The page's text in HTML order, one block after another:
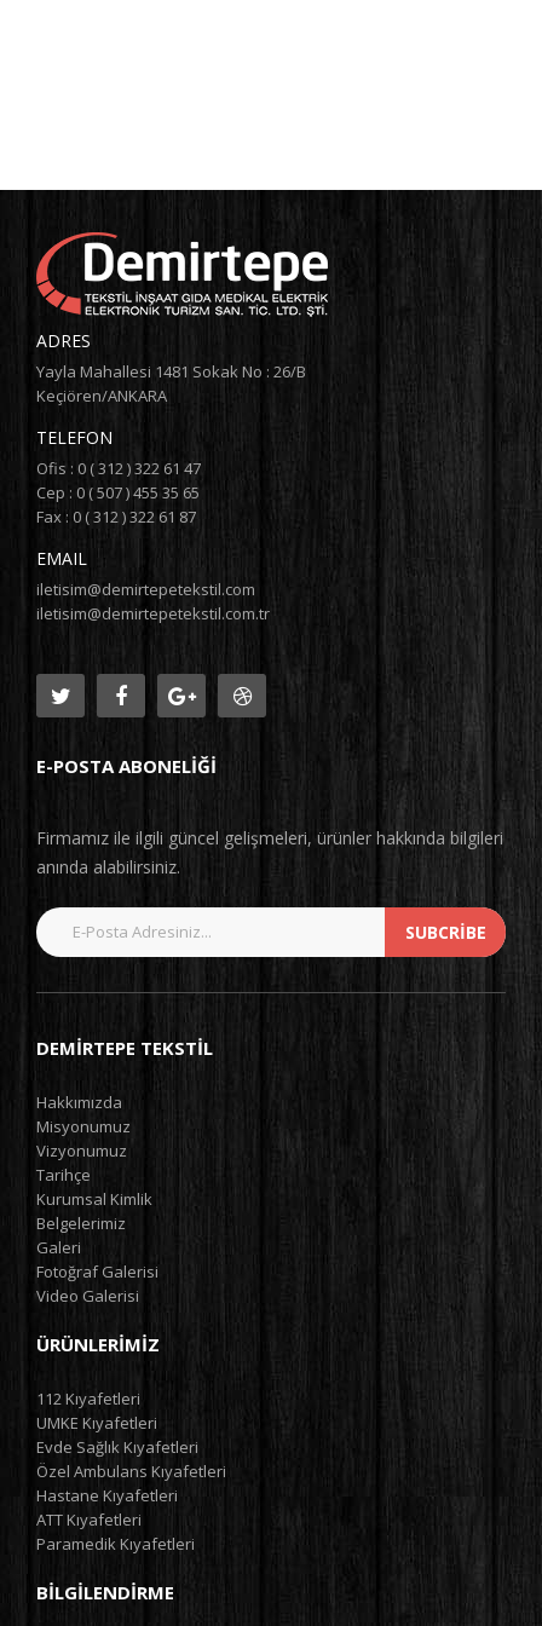
ADRES
Yayla Mahallesi 1481 Sokak No : 26/B
Keçiören/ANKARA
TELEFON
Ofis : 0 ( 312 ) 322 61 47
Cep : 0 ( 507 ) 455 35 65
Fax : 0 ( 312 ) 322 61 87
EMAIL
iletisim@demirtepetekstil.com
iletisim@demirtepetekstil.com.tr
E-POSTA ABONELIĞI
Firmamız ile ilgili güncel gelişmeleri, ürünler hakkında bilgileri
anında alabilirsiniz.
SUBCRIBE
DEMIRTEPE TEKSTIL
Hakkımızda
Misyonumuz
Vizyonumuz
Tarihçe
Kurumsal Kimlik
Belgelerimiz
Galeri
Fotoğraf Galerisi
Video Galerisi
ÜRÜNLERIMIZ
112 Kıyafetleri
UMKE Kıyafetleri
Evde Sağlık Kıyafetleri
Özel Ambulans Kıyafetleri
Hastane Kıyafetleri
ATT Kıyafetleri
Paramedik Kıyafetleri
BILGILENDIRME